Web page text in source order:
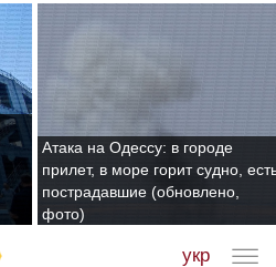
Атака на Одессу: в городе
прилет, в море горит судно,
пострадавшие (обновлено,
фото)
укр